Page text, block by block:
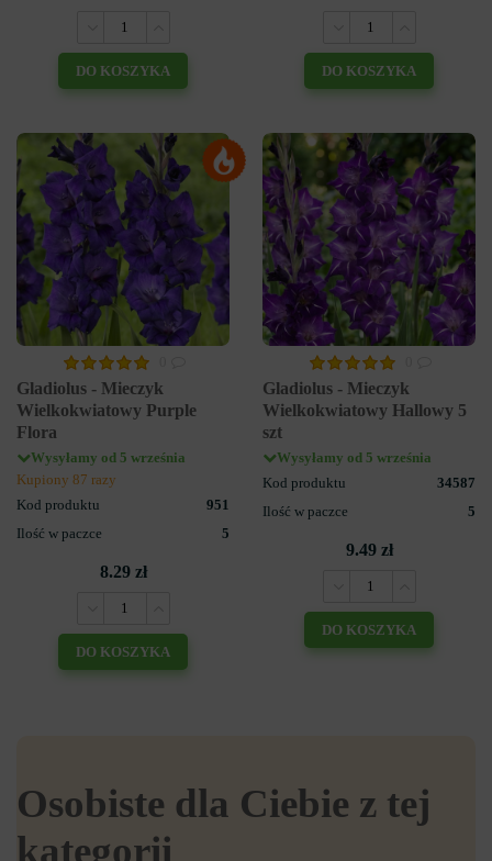
DO KOSZYKA DO KOSZYKA
Gladiolus - Mieczyk
Wielkokwiatowy Purple
Flora
Wysyłamy od 5 września
Kupiony 87 razy
Kod produktu
951
Ilość w paczce
5
8.29 zł
DO KOSZYKA
Gladiolus - Mieczyk
Wielkokwiatowy Hallowy 5
szt
Wysyłamy od 5 września
Kod produktu
34587
Ilość w paczce
5
9.49 zł
DO KOSZYKA
Osobiste dla Ciebie z tej
kategorii